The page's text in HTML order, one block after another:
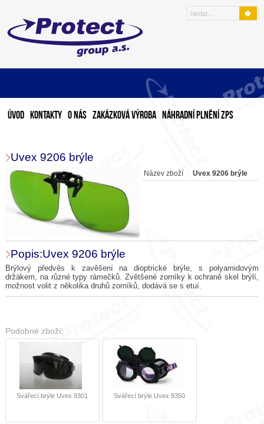
Uvex 9206 brýle
Název zboží Uvex 9206 brýle
Popis:Uvex 9206 brýle
Brýlový předvěs k zavěšení na dioptrické brýle, s polyamidovým
držákem, na různé typy rámečků. Zvětšené zorníky k ochraně skel brýlí,
možnost volit z několika druhů zorníků, dodává se s etuí.
Podobné zboží:
Svářecí brýle Uvex 9301 Svářecí brýle Uvex 9350
Úvod Kontakty O nás Zakázková výroba Náhradní plnění ZPS